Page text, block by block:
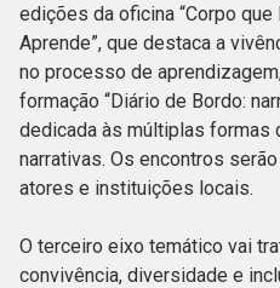
edições da oficina “Corpo que
Aprende”, que destaca a
no processo de
formação “Diário de Bordo:
dedicada às múltiplas formas
narrativas. Os encontros
atores e instituições locais.
O terceiro eixo temático vai
convivência, diversidade e